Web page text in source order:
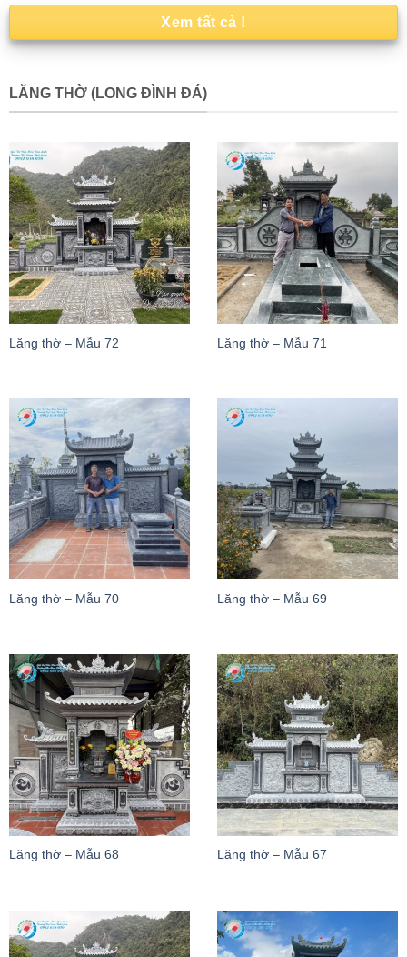
Xem tất cả !
LĂNG THỜ (LONG ĐÌNH ĐÁ)
Lăng thờ – Mẫu 72 Lăng thờ – Mẫu 71
Lăng thờ – Mẫu 70 Lăng thờ – Mẫu 69
Lăng thờ – Mẫu 68 Lăng thờ – Mẫu 67